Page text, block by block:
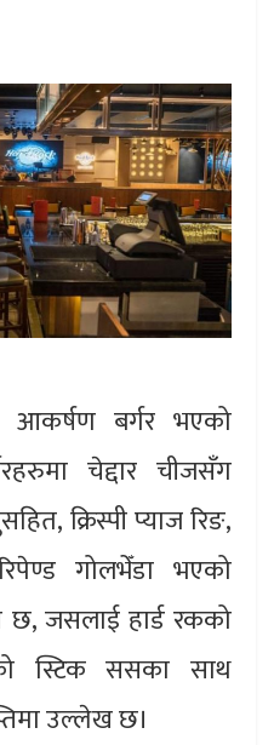
बर्गर भएको
चेद्दार चीजसँग
क्रिस्पी प्याज रिङ,
गोलभेँडा भएको
छ, जसलाई हार्ड रकको
स्टिक ससका साथ
उल्लेख छ।